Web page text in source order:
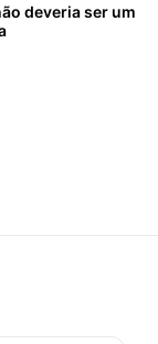
deveria ser um